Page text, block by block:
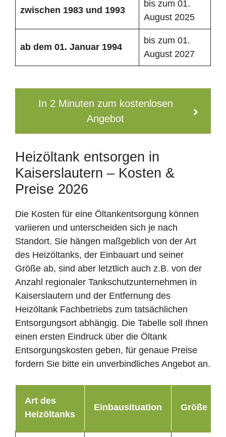
zwischen 1983 und 1993
bis zum 01.
August 2025
ab dem 01. Januar 1994
bis zum 01.
August 2027
In 2 Minuten zum kostenlosen
Angebot
Heizöltank entsorgen in
Kaiserslautern – Kosten &
Preise 2026
Die Kosten für eine Öltankentsorgung können
variieren und unterscheiden sich je nach
Standort. Sie hängen maßgeblich von der Art
des Heizöltanks, der Einbauart und seiner
Größe ab, sind aber letztlich auch z.B. von der
Anzahl regionaler Tankschutzunternehmen in
Kaiserslautern und der Entfernung des
Heizöltank Fachbetriebs zum tatsächlichen
Entsorgungsort abhängig. Die Tabelle soll Ihnen
einen ersten Eindruck über die Öltank
Entsorgungskosten geben, für genaue Preise
fordern Sie bitte ein unverbindliches Angebot an.
Art des
Heizöltanks
Einbausituation Größe